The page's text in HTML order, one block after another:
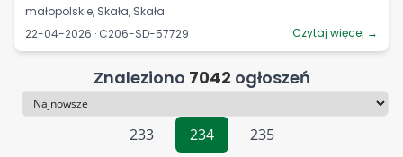
małopolskie, Skała, Skała
22-04-2026 · C206-SD-57729
Czytaj więcej →
Znaleziono 7042 ogłoszeń
Sortowanie
233
234 235